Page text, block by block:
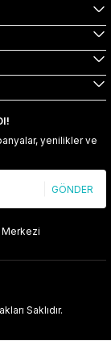
yenilikler ve
GÖNDER
Merkezi
Saklıdır.